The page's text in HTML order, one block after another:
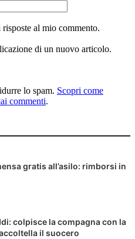
al mio commento.
di un nuovo articolo.
lo spam. Scopri come
commenti.
gratis all’asilo: rimborsi in
colpisce la compagna con la
il suocero